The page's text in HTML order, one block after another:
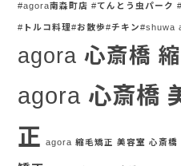
#agora南森町店 #てんとう虫パーク
#トルコ料理#お散歩#チキン#shuwa
agora 心斎橋
agora 心斎橋
正 agora 縮毛矯正 美容室 心斎橋